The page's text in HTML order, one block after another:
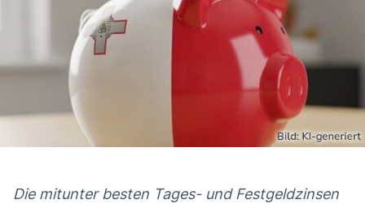
Die mitunter besten Tages- und Festgeldzinsen